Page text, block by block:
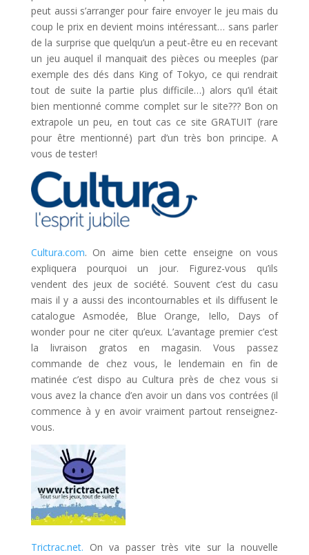
peut aussi s’arranger pour faire envoyer le jeu mais du
coup le prix en devient moins intéressant… sans parler
de la surprise que quelqu’un a peut-être eu en recevant
un jeu auquel il manquait des pièces ou meeples (par
exemple des dés dans King of Tokyo, ce qui rendrait
tout de suite la partie plus difficile…) alors qu’il était
bien mentionné comme complet sur le site??? Bon on
extrapole un peu, en tout cas ce site GRATUIT (rare
pour être mentionné) part d’un très bon principe. A
vous de tester!
Cultura.com. On aime bien cette enseigne on vous
expliquera pourquoi un jour. Figurez-vous qu’ils
vendent des jeux de société. Souvent c’est du casu
mais il y a aussi des incontournables et ils diffusent le
catalogue Asmodée, Blue Orange, Iello, Days of
wonder pour ne citer qu’eux. L’avantage premier c’est
la livraison gratos en magasin. Vous passez
commande de chez vous, le lendemain en fin de
matinée c’est dispo au Cultura près de chez vous si
vous avez la chance d’en avoir un dans vos contrées (il
commence à y en avoir vraiment partout renseignez-
vous.
Trictrac.net. On va passer très vite sur la nouvelle